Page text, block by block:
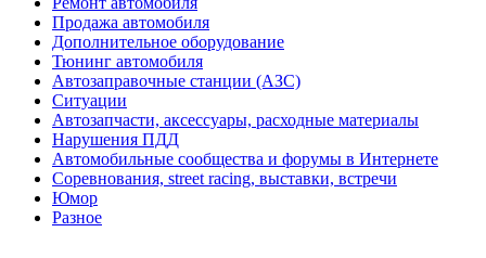
Продажа автомобиля
Дополнительное оборудование
Тюнинг автомобиля
Автозаправочные станции (АЗС)
Ситуации
Автозапчасти, аксессуары, расходные материалы
Нарушения ПДД
Автомобильные сообщества и форумы в Интернете
Соревнования, street racing, выставки, встречи
Юмор
Разное